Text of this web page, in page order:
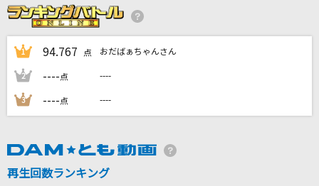
カナタハルカ
イル・テンポ・パッサ～時は過ぎゆく～
風輪
DAMの新曲・ランキングなど
カラオケ最新情報をチェック！
1 94.767 点 おだばぁちゃんさん
2 ----点 ----
3 ----点 ----
再生回数ランキング